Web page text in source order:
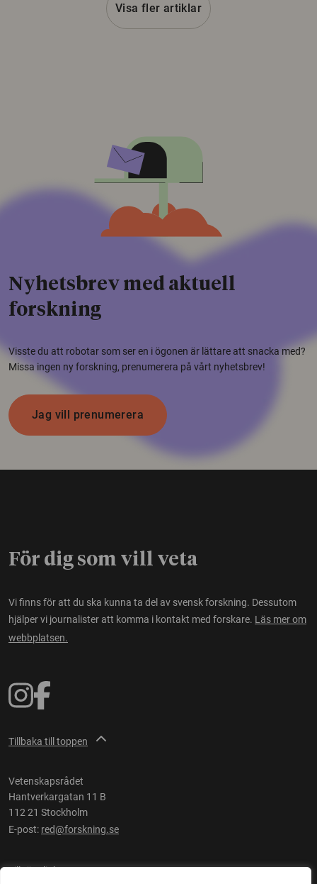
Visa fler artiklar
Nyhetsbrev med aktuell
forskning
Visste du att robotar som ser en i ögonen är lättare att snacka med?
Missa ingen ny forskning, prenumerera på vårt nyhetsbrev!
Jag vill prenumerera
För dig som vill veta
Vi finns för att du ska kunna ta del av svensk forskning. Dessutom
hjälper vi journalister att komma i kontakt med forskare. Läs mer om
webbplatsen.
Tillbaka till toppen
Vetenskapsrådet
Hantverkargatan 11 B
112 21 Stockholm
E-post: red@forskning.se
Tillgänglighet